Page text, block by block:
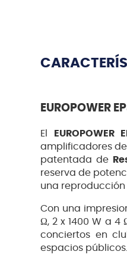
EUROPOWER
El EUROPOWER
amplificadores
patentada de
reserva de
una
Con una
Ω, 2 x 1400 W a
conciertos en
espacios públicos.